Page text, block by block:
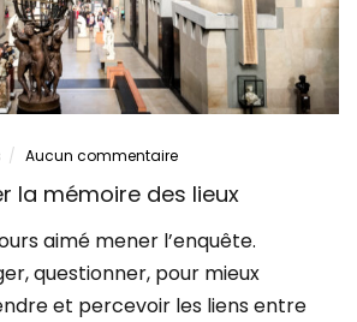
Aucun commentaire
la mémoire des lieux
aimé mener l’enquête.
questionner, pour mieux
et percevoir les liens entre